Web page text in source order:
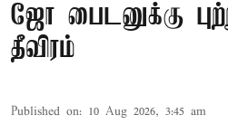
ஜோ பைடனுக்கு
தீவிரம்
Published on: 10 Aug 2026, 3:45 am